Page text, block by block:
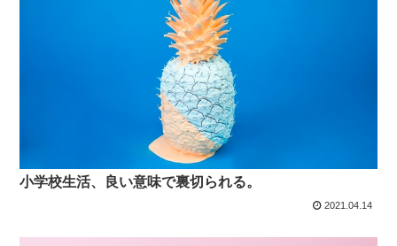
小学校生活、良い意味で裏切られる。
2021.04.14